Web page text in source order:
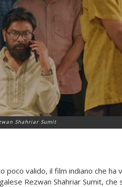
Shahriar Sumit
valido, il film indiano che ha
Rezwan Shahriar Sumit, che